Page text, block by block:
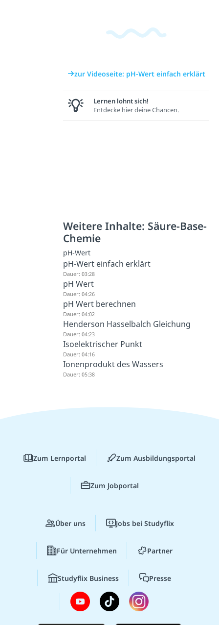
zur Videoseite: pH-Wert einfach erklärt
Lernen lohnt sich!
Entdecke hier deine Chancen.
Weitere Inhalte: Säure-Base-
Chemie
pH-Wert
pH-Wert einfach erklärt
Dauer: 03:28
pH Wert
Dauer: 04:26
pH Wert berechnen
Dauer: 04:02
Henderson Hasselbalch Gleichung
Dauer: 04:23
Isoelektrischer Punkt
Dauer: 04:16
Ionenprodukt des Wassers
Dauer: 05:38
Zum Lernportal Zum Ausbildungsportal
Zum Jobportal
Über uns Jobs bei Studyflix
Für Unternehmen Partner
Studyflix Business Presse